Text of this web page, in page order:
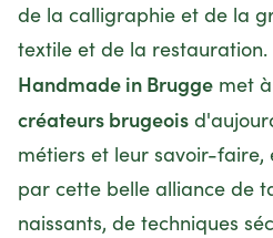
de la calligraphie et de la
textile et de la restauration.
Handmade in Brugge met
créateurs brugeois
métiers et leur savoir-faire,
par cette belle alliance de
naissants, de techniques